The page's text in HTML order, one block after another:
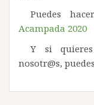
Puedes
Acampada 2020
Y si
nosotr@s,